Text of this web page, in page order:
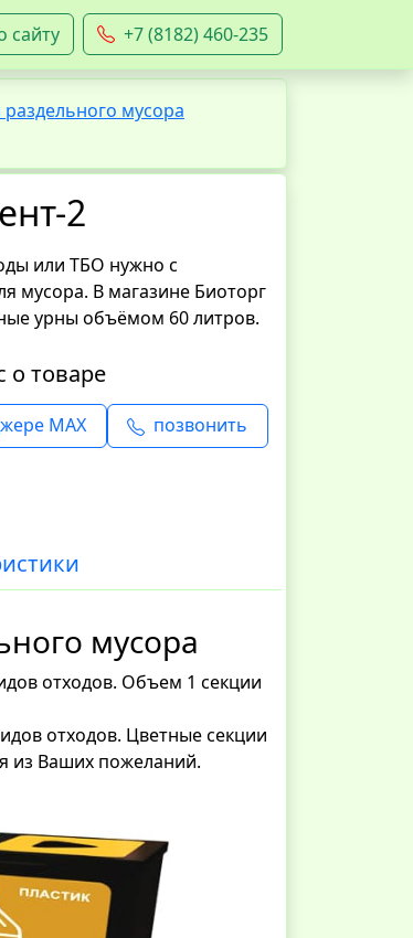
сайту +7 (8182) 460-235
мусора
2
или ТБО нужно с
мусора. В магазине Биоторг
урны объёмом 60 литров.
о товаре
MAX позвонить
мусора
отходов. Объем 1 секции
отходов. Цветные секции
из Ваших пожеланий.